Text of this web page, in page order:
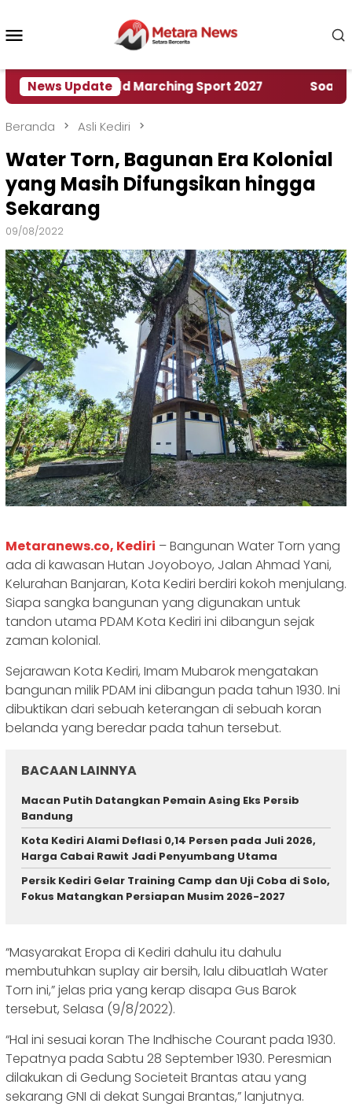
konten
News Update
World Marching Sport 2027 ‎Soal Rencana
Beranda Asli Kediri
Water Torn, Bagunan Era Kolonial
yang Masih Difungsikan hingga
Sekarang
09/08/2022
Metaranews.co, Kediri – Bangunan Water Torn yang
ada di kawasan Hutan Joyoboyo, Jalan Ahmad Yani,
Kelurahan Banjaran, Kota Kediri berdiri kokoh menjulang.
Siapa sangka bangunan yang digunakan untuk
tandon utama PDAM Kota Kediri ini dibangun sejak
zaman kolonial.
Sejarawan Kota Kediri, Imam Mubarok mengatakan
bangunan milik PDAM ini dibangun pada tahun 1930. Ini
dibuktikan dari sebuah keterangan di sebuah koran
belanda yang beredar pada tahun tersebut.
BACAAN LAINNYA
Macan Putih Datangkan Pemain Asing Eks Persib
Bandung
Kota Kediri Alami Deflasi 0,14 Persen pada Juli 2026,
Harga Cabai Rawit Jadi Penyumbang Utama
Persik Kediri Gelar Training Camp dan Uji Coba di Solo,
Fokus Matangkan Persiapan Musim 2026-2027
“Masyarakat Eropa di Kediri dahulu itu dahulu
membutuhkan suplay air bersih, lalu dibuatlah Water
Torn ini,” jelas pria yang kerap disapa Gus Barok
tersebut, Selasa (9/8/2022).
“Hal ini sesuai koran The Indhische Courant pada 1930.
Tepatnya pada Sabtu 28 September 1930. Peresmian
dilakukan di Gedung Societeit Brantas atau yang
sekarang GNI di dekat Sungai Brantas,” lanjutnya.